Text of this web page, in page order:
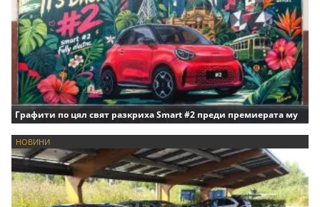
Графити по цял свят разкриха Smart #2 преди премиерата му
НОВИНИ